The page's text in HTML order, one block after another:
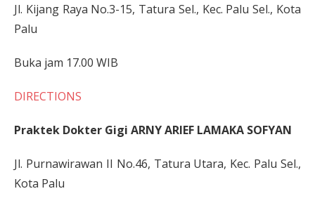
Jl. Kijang Raya No.3-15, Tatura Sel., Kec. Palu Sel., Kota
Palu
Buka jam 17.00 WIB
DIRECTIONS
Praktek Dokter Gigi ARNY ARIEF LAMAKA SOFYAN
Jl. Purnawirawan II No.46, Tatura Utara, Kec. Palu Sel.,
Kota Palu